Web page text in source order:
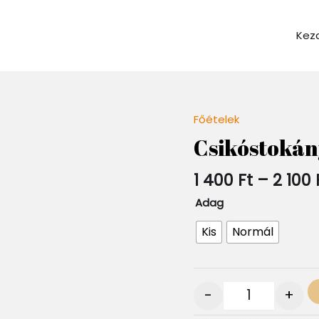
Főételek
1 400 Ft – 2 100
Adag
Kis Normál
- +